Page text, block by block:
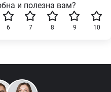
и полезна вам?
10
9
8
7
6